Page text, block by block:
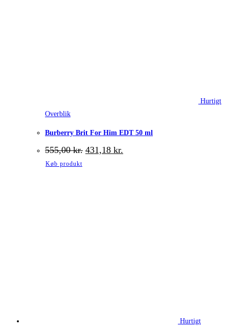
Hurtigt
Overblik
Burberry Brit For Him EDT 50 ml
555,00kr. Den
oprindelige
431,18 kr.
aktuelle
Køb produkt
Hurtigt